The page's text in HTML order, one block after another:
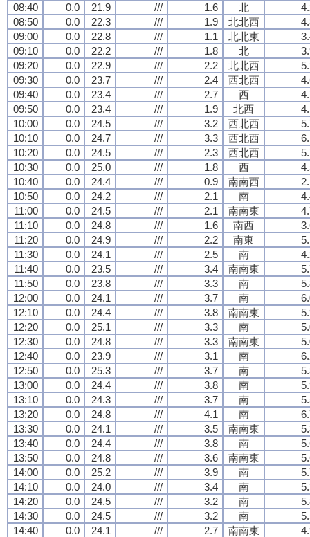
08:40
0.0 21.9 /// 1.6 北
08:50
0.0 22.3 /// 1.9 北北西
09:00
0.0 22.8 /// 1.1 北北東
09:10
0.0 22.2 /// 1.8 北
09:20
0.0 22.9 /// 2.2 北北西
09:30
0.0 23.7 /// 2.4 西北西
09:40
0.0 23.4 /// 2.7 西
09:50
0.0 23.4 /// 1.9 北西
10:00
0.0 24.5 /// 3.2 西北西
10:10
0.0 24.7 /// 3.3 西北西
10:20
0.0 24.5 /// 2.3 西北西
10:30
0.0 25.0 /// 1.8 西
10:40
0.0 24.4 /// 0.9 南南西
10:50
0.0 24.2 /// 2.1 南
11:00
0.0 24.5 /// 2.1 南南東
11:10
0.0 24.8 /// 1.6 南西
11:20
0.0 24.9 /// 2.2 南東
11:30
0.0 24.1 /// 2.5 南
11:40
0.0 23.5 /// 3.4 南南東
11:50
0.0 23.8 /// 3.3 南
12:00
0.0 24.1 /// 3.7 南
12:10
0.0 24.4 /// 3.8 南南東
12:20
0.0 25.1 /// 3.3 南
12:30
0.0 24.8 /// 3.3 南南東
12:40
0.0 23.9 /// 3.1 南
12:50
0.0 25.3 /// 3.7 南
13:00
0.0 24.4 /// 3.8 南
13:10
0.0 24.3 /// 3.7 南
13:20
0.0 24.8 /// 4.1 南
13:30
0.0 24.1 /// 3.5 南南東
13:40
0.0 24.4 /// 3.8 南
13:50
0.0 24.8 /// 3.6 南南東
14:00
0.0 25.2 /// 3.9 南
14:10
0.0 24.0 /// 3.4 南
14:20
0.0 24.5 /// 3.2 南
14:30
0.0 24.5 /// 3.2 南
14:40
0.0 24.1 /// 2.7 南南東